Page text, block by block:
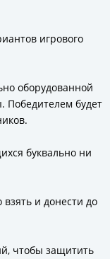
игрового
оборудованной
Победителем будет
буквально ни
и донести до
чтобы защитить